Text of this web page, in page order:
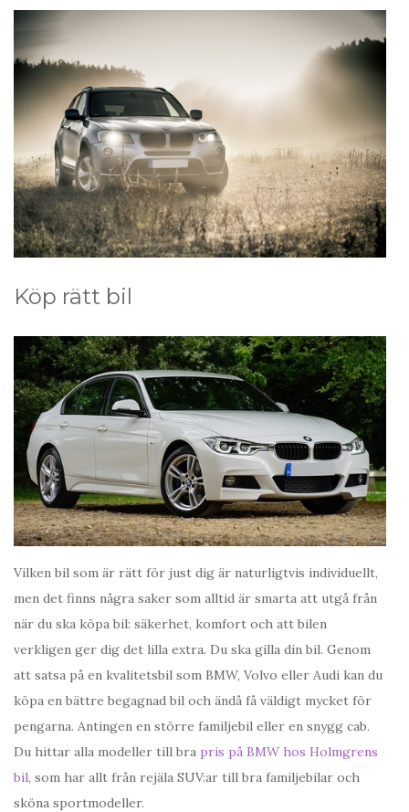
Köp rätt bil
Vilken bil som är rätt för just dig är naturligtvis individuellt,
men det finns några saker som alltid är smarta att utgå från
när du ska köpa bil: säkerhet, komfort och att bilen
verkligen ger dig det lilla extra. Du ska gilla din bil. Genom
att satsa på en kvalitetsbil som BMW, Volvo eller Audi kan du
köpa en bättre begagnad bil och ändå få väldigt mycket för
pengarna. Antingen en större familjebil eller en snygg cab.
Du hittar alla modeller till bra pris på BMW hos Holmgrens
bil, som har allt från rejäla SUV:ar till bra familjebilar och
sköna sportmodeller.